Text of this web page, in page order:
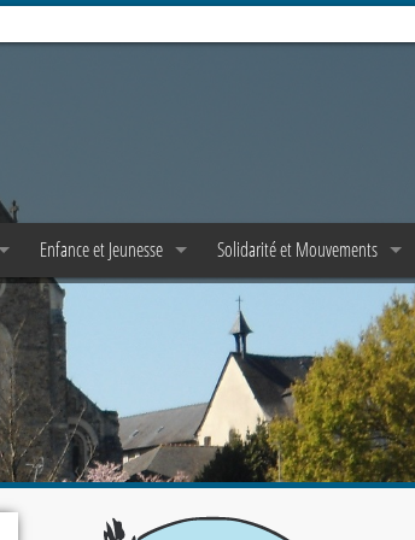
Enfance et Jeunesse
Enfance
Pasto Jeunes et Epha✝a
M.E.J. et Scoutisme
Solidarité et Mouvements
Mouvements d’adultes
Mouvements de jeunes
Pastorale de la santé
Solidarité